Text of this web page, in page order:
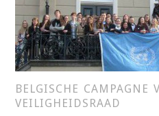
BELGISCHE CAMPAGNE
VEILIGHEIDSRAAD